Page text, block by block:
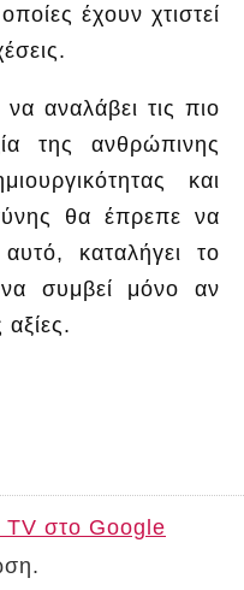
έχουν χτιστεί
αναλάβει τις πιο
της ανθρώπινης
και
θα έπρεπε να
καταλήγει το
συμβεί μόνο αν
TV στο Google